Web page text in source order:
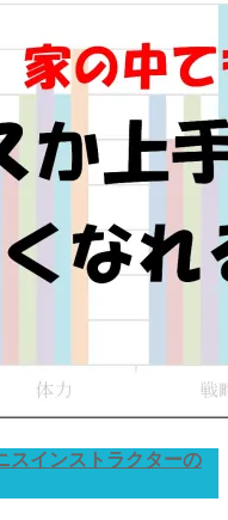
スインストラクターの